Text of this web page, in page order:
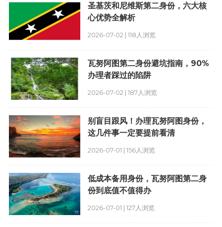
2026-07-02 | 118人浏览
圣基茨和尼维斯第二身份，六大核
心优势全解析
2026-07-02 | 187人浏览
瓦努阿图第二身份避坑指南，90%
办理者踩过的陷阱
2026-07-01 | 156人浏览
别盲目跟风！办理瓦努阿图身份，
这几件事一定要提前看清
2026-07-01 | 127人浏览
低成本备用身份，瓦努阿图第二身
份到底值不值得办